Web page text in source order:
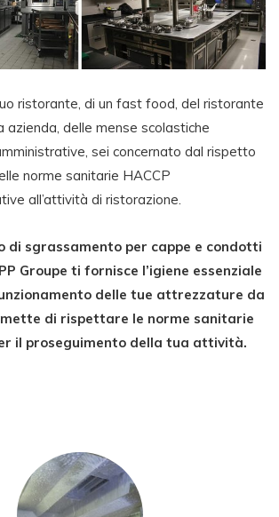
ristorante, di un fast food, del ristorante
azienda, delle mense scolastiche
sei concernato dal rispetto
norme sanitarie HACCP
all’attività di ristorazione.
di sgrassamento per cappe e condotti
Groupe ti fornisce l’igiene essenziale
delle tue attrezzature da
di rispettare le norme sanitarie
il proseguimento della tua attività.